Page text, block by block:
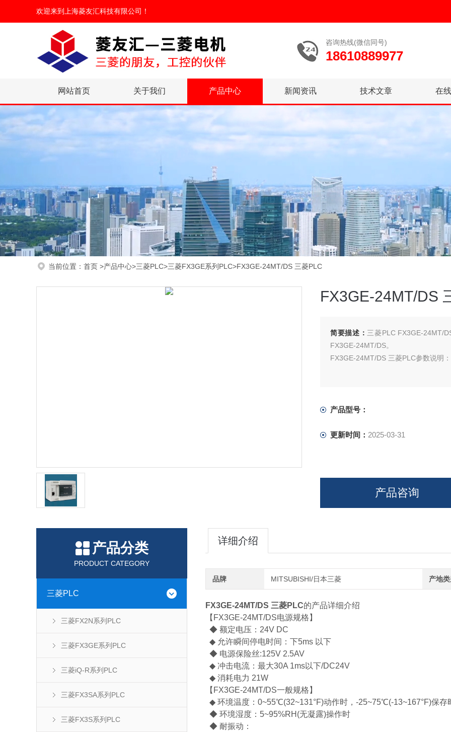
欢迎来到 上海菱友汇科技有限公司 ！
咨询热线(微信同号)
18610889977
网站首页 关于我们 产品中心 新闻资讯 技术文章 在
当前位置： 首页 >产品中心>三菱PLC>三菱FX3GE系列PLC>FX3GE-24MT/DS 三菱PLC
FX3GE-24MT/DS
简要描述： 三菱PLC FX3GE-24MT/
FX3GE-24MT/DS。
FX3GE-24MT/DS 三菱PLC参数说明
产品型号：
更新时间： 2025-03-31
产品咨询
产品分类
PRODUCT CATEGORY
三菱PLC
三菱FX2N系列PLC
三菱FX3GE系列PLC
三菱iQ-R系列PLC
三菱FX3SA系列PLC
三菱FX3S系列PLC
详细介绍
品牌 MITSUBISHI/日本三菱 产地
FX3GE-24MT/DS 三菱PLC的产品详细介绍
【FX3GE-24MT/DS电源规格】
◆ 额定电压：24V DC
◆ 允许瞬间停电时间：下5ms 以下
◆ 电源保险丝:125V 2.5AV
◆ 冲击电流：最大30A 1ms以下/DC24V
◆ 消耗电力 21W
【FX3GE-24MT/DS一般规格】
◆ 环境温度：0~55℃(32~131°F)动作时，-25~75℃(-13~167°F)保存
◆ 环境湿度：5~95%RH(无凝露)操作时
◆ 耐振动：